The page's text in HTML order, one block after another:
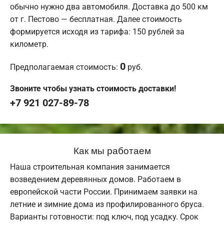
обычно нужно два автомобиля. Доставка до 500 км
от г. Пестово — бесплатная. Далее стоимость
формируется исходя из тарифа: 150 рублей за
километр.
Предполагаемая стоимость: 0 руб.
Звоните чтобы узнать стоимость доставки!
+7 921 027-89-78
Как мы работаем
Наша строительная компания занимается
возведением деревянных домов. Работаем в
европейской части России. Принимаем заявки на
летние и зимние дома из профилированного бруса.
Варианты готовности: под ключ, под усадку. Срок